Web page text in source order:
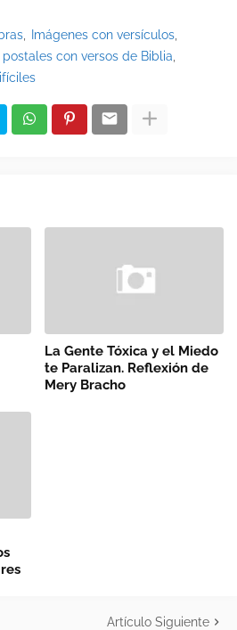
Imágenes con versículos
postales con versos de Biblia
La Gente Tóxica y el Miedo
te Paralizan. Reflexión de
Mery Bracho
Artículo Siguiente